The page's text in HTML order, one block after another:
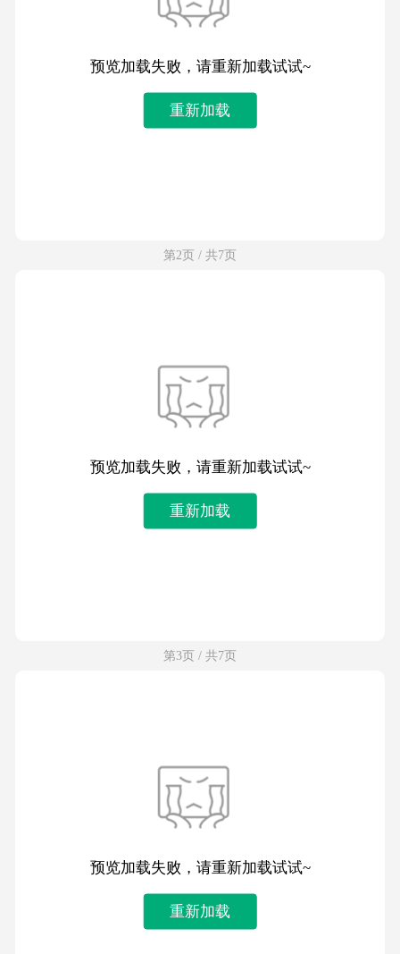
预览加载失败，请重新加载试试~
重新加载
第2页 / 共7页
预览加载失败，请重新加载试试~
重新加载
第3页 / 共7页
预览加载失败，请重新加载试试~
重新加载